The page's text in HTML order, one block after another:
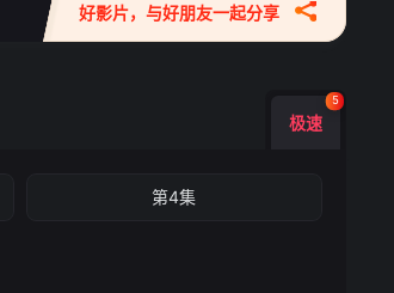
好影片，与好朋友一起分享
极速
5
第4集